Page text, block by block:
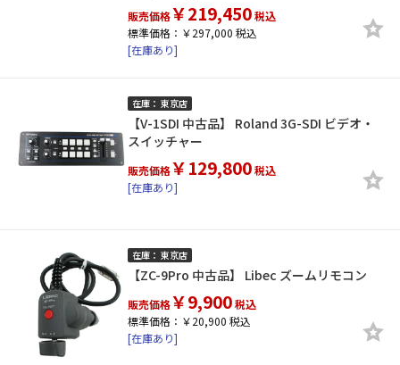
販売価格￥219,450税込
標準価格：￥297,000 税込
[在庫あり]
在庫： 東京店
【V-1SDI 中古品】 Roland 3G-SDI ビデオ・
スイッチャー
販売価格￥129,800税込
[在庫あり]
在庫： 東京店
【ZC-9Pro 中古品】 Libec ズームリモコン
販売価格￥9,900税込
標準価格：￥20,900 税込
[在庫あり]